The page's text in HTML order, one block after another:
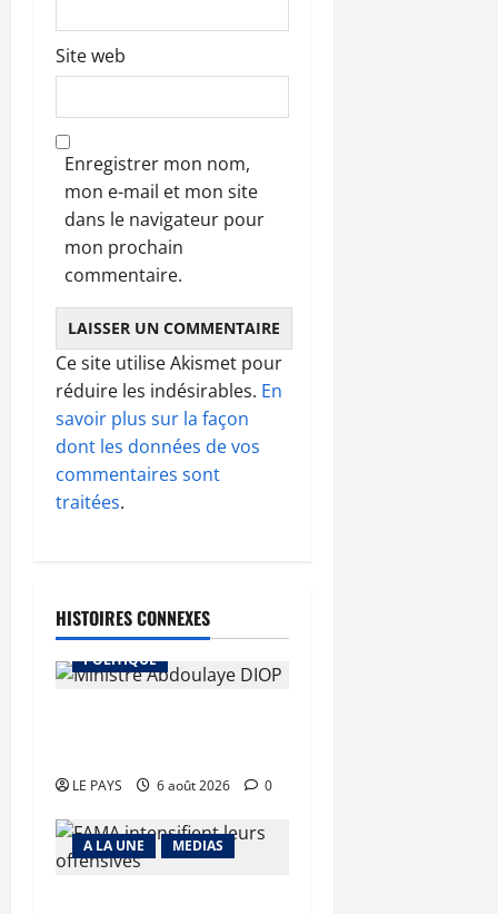
Site web
Enregistrer mon nom,
mon e-mail et mon site
dans le navigateur pour
mon prochain
commentaire.
Ce site utilise Akismet pour
réduire les indésirables. En
savoir plus sur la façon
dont les données de vos
commentaires sont
traitées.
HISTOIRES CONNEXES
A LA UNE
MEDIAS
POLITIQUE
LE PAYS 6 août 2026 0
A LA UNE MEDIAS